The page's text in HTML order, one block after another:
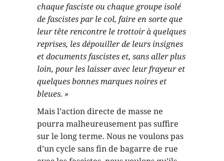
chaque fasciste ou chaque groupe isolé
de fascistes par le col, faire en sorte que
leur tête rencontre le trottoir à quelques
reprises, les dépouiller de leurs insignes
et documents fascistes et, sans aller plus
loin, pour les laisser avec leur frayeur et
quelques bonnes marques noires et
bleues. »
Mais l’action directe de masse ne
pourra malheureusement pas suffire
sur le long terme. Nous ne voulons pas
d’un cycle sans fin de bagarre de rue